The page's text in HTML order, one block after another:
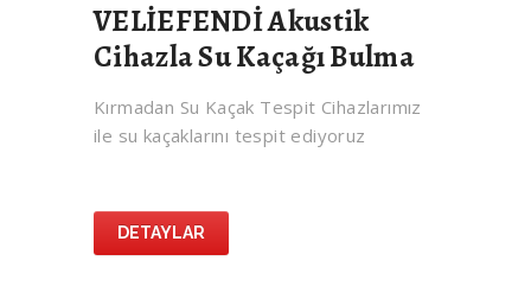
VELİEFENDİ Akustik
Cihazla Su Kaçağı Bulma
Kırmadan Su Kaçak Tespit Cihazlarımız
ile su kaçaklarını tespit ediyoruz
DETAYLAR